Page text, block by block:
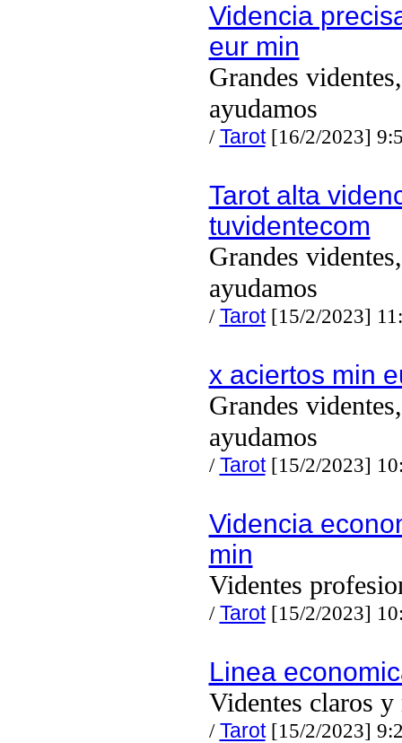
Videncia
eur min
Grandes
ayudamos
/Tarot[16/2/2023]
Tarot alta
tuvidentecom
Grandes
ayudamos
/Tarot[15/2/2023]
x aciertos min
Grandes
ayudamos
/Tarot[15/2/2023]
Videncia
min
Videntes
/Tarot[15/2/2023]
Linea
Videntes claros y
/Tarot[15/2/2023]